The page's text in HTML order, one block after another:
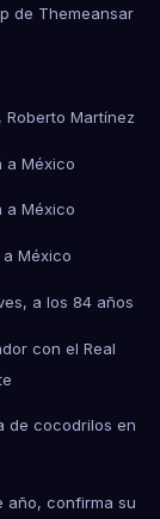
de Themeansar
Martínez
a México
a México
México
a los 84 años
con el Real
de cocodrilos en
año, confirma su